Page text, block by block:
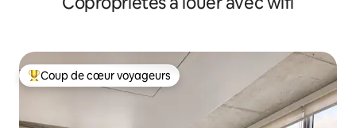
Coup de cœur voyageurs parmi les plus aimés
Coup de cœur voyageurs